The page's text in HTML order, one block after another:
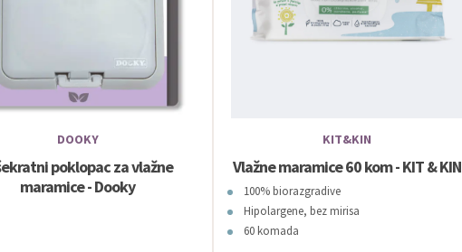
DOOKY
poklopac za vlažne
maramice - Dooky
KIT&KIN
Vlažne maramice 60 kom - KIT & KIN
100% biorazgradive
Hipolargene, bez mirisa
60 komada